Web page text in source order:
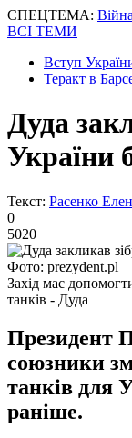
СПЕЦТЕМА:
ВСІ ТЕМИ
Вступ
Теракт в
Дуда
України
Текст: Расенко
0
5020
Фото: prezydent.pl
Захід має
танків - Дуда
Президент
союзники
танків для
раніше.